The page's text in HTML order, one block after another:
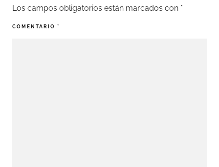
Los campos obligatorios están marcados con *
COMENTARIO *